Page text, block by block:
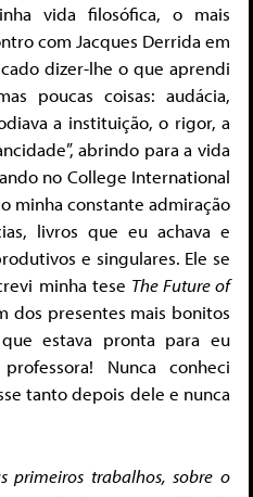
vida filosófica, o mais
com Jacques Derrida em
dizer-lhe o que aprendi
poucas coisas: audácia,
a instituição, o rigor, a
abrindo para a vida
no College International
minha constante admiração
livros que eu achava e
e singulares. Ele se
minha tese The Future of
dos presentes mais bonitos
estava pronta para eu
Nunca conheci
tanto depois dele e nunca
primeiros trabalhos, sobre o